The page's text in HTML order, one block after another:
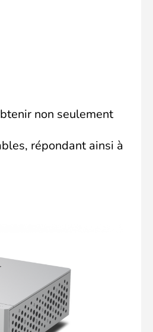
non seulement
répondant ainsi à